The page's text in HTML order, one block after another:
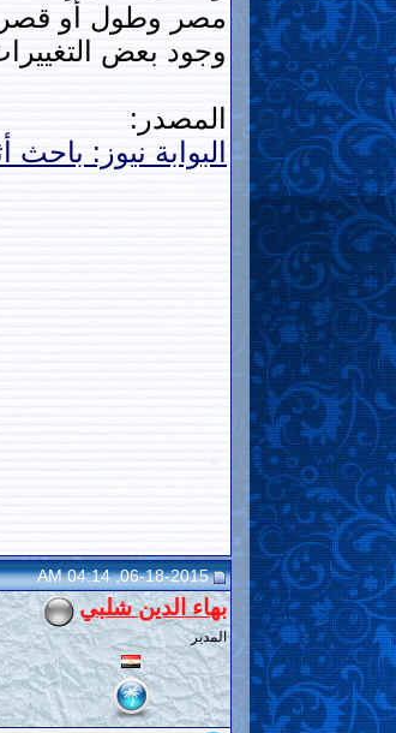
مصر وطول أو قصر
وجود بعض
المصدر:
البوابة نيوز:
06-18-2015, 04:14 AM
بهاء الدين شلبي
المدير